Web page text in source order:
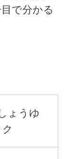
で分かる
ょうゆ